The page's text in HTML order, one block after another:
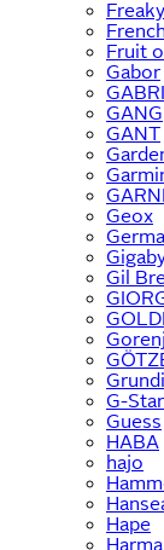
Fruit
Gabor
GANG
GANT
Geox
Gil
G-Star
Guess
HABA
hajo
Hape